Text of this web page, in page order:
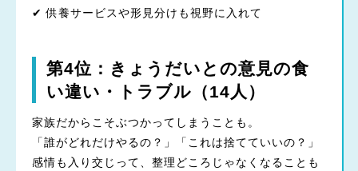
✔ 供養サービスや形見分けも視野に入れて
第4位：きょうだいとの意見の食
い違い・トラブル（14人）
家族だからこそぶつかってしまうことも。
「誰がどれだけやるの？」「これは捨てていいの？」
感情も入り交じって、整理どころじゃなくなることも